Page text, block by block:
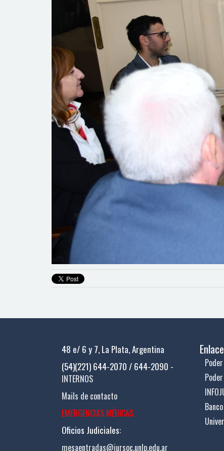
48 e/ 6 y 7, La Plata, Argentina
(54)(221) 644-2070 / 644-2090 -
INTERNOS
Mails de contacto
EMERGENCIAS MÉDICAS
Oficios Judiciales:
mesaentradas@jursoc.unlp.edu.ar